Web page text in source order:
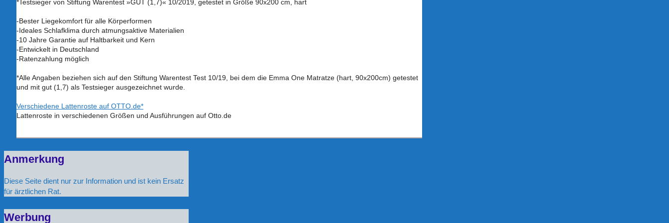
*Testsieger von Stiftung Warentest »GUT (1,7)« 10/2019, getestet in Größe 90x200 cm, hart
-Bester Liegekomfort für alle Körperformen
-Ideales Schlafklima durch atmungsaktive Materialien
-10 Jahre Garantie auf Haltbarkeit und Kern
-Entwickelt in Deutschland
-Ratenzahlung möglich
*Alle Angaben beziehen sich auf den Stiftung Warentest Test 10/19, bei dem die Emma One Matratze (hart, 90x200cm) getestet
und mit gut (1,7) als Testsieger ausgezeichnet wurde.
Verschiedene Lattenroste auf OTTO.de*
Lattenroste in verschiedenen Größen und Ausführungen auf Otto.de
Anmerkung
Diese Seite dient nur zur Information und ist kein Ersatz
für ärztlichen Rat.
Werbung